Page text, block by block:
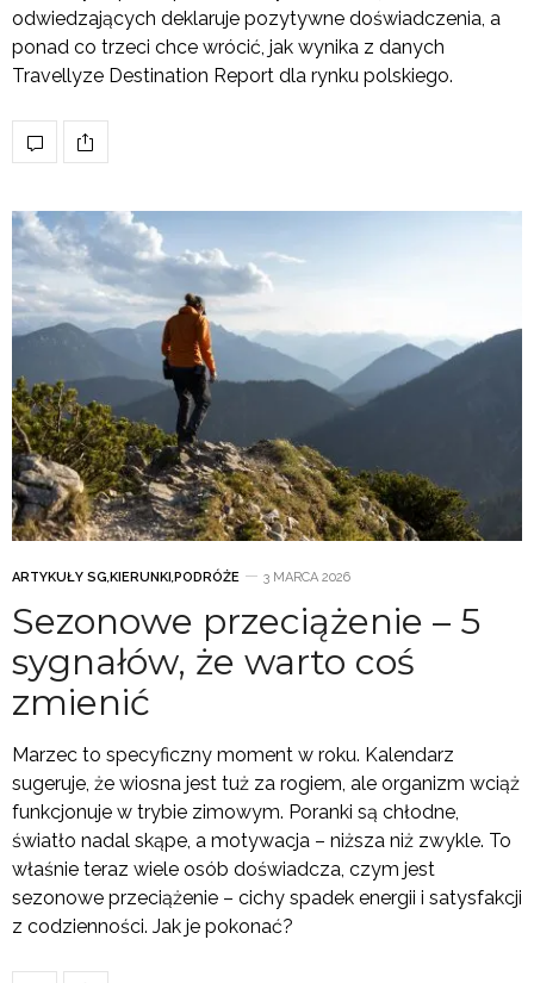
odwiedzających deklaruje pozytywne doświadczenia, a
ponad co trzeci chce wrócić, jak wynika z danych
Travellyze Destination Report dla rynku polskiego.
ARTYKUŁY SG,KIERUNKI,PODRÓŻE 3 MARCA 2026
Sezonowe przeciążenie – 5
sygnałów, że warto coś
zmienić
Marzec to specyficzny moment w roku. Kalendarz
sugeruje, że wiosna jest tuż za rogiem, ale organizm wciąż
funkcjonuje w trybie zimowym. Poranki są chłodne,
światło nadal skąpe, a motywacja – niższa niż zwykle. To
właśnie teraz wiele osób doświadcza, czym jest
sezonowe przeciążenie – cichy spadek energii i satysfakcji
z codzienności. Jak je pokonać?